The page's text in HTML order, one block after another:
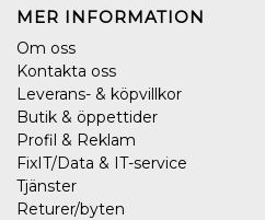
MER INFORMATION
Om oss
Kontakta oss
Leverans- & köpvillkor
Butik & öppettider
Profil & Reklam
FixIT/Data & IT-service
Tjänster
Returer/byten